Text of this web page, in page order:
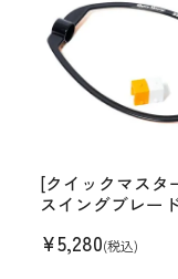
[クイックマスタ
スイングブレー
¥5,280(税込)